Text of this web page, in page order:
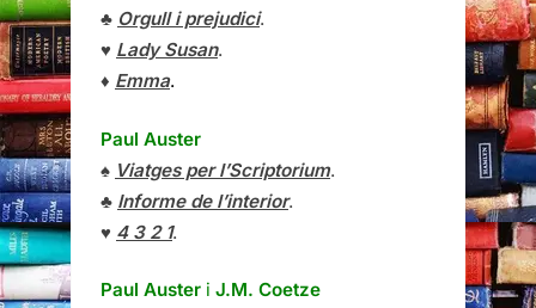
♣ Orgull i prejudici.
♥ Lady Susan.
♦ Emma.
Paul Auster
♠ Viatges per l’Scriptorium.
♣ Informe de l’interior.
♥ 4 3 2 1.
Paul Auster i J.M. Coetze